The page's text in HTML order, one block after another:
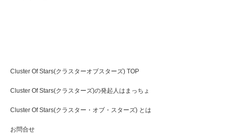
人達が集まる場
Cluster Of Stars(クラスターオブスターズ) TOP
Cluster Of Stars(クラスターズ)の発起人はまっちょ
Cluster Of Stars(クラスター・オブ・スターズ) とは
お問合せ